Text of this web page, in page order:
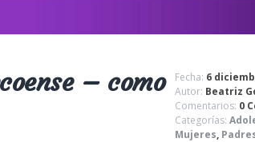
– como
Fecha: 6
Autor: Beatriz
Comentarios: 0
Categorías:
Mujeres,